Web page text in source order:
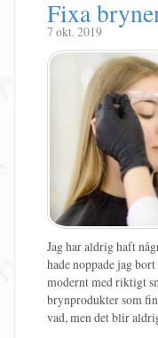
Fixa
7 okt. 2019
Jag har aldrig haft
hade noppade jag
modernt med riktigt
brynprodukter som
vad, men det blir